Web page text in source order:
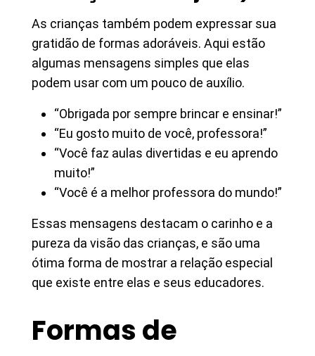
As crianças também podem expressar sua
gratidão de formas adoráveis. Aqui estão
algumas mensagens simples que elas
podem usar com um pouco de auxílio.
“Obrigada por sempre brincar e ensinar!”
“Eu gosto muito de você, professora!”
“Você faz aulas divertidas e eu aprendo
muito!”
“Você é a melhor professora do mundo!”
Essas mensagens destacam o carinho e a
pureza da visão das crianças, e são uma
ótima forma de mostrar a relação especial
que existe entre elas e seus educadores.
Formas de